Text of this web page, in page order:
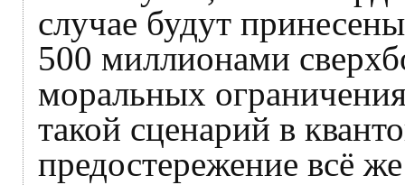
случае будут
500 миллионами
моральных
такой сценарий в
предостережение всё